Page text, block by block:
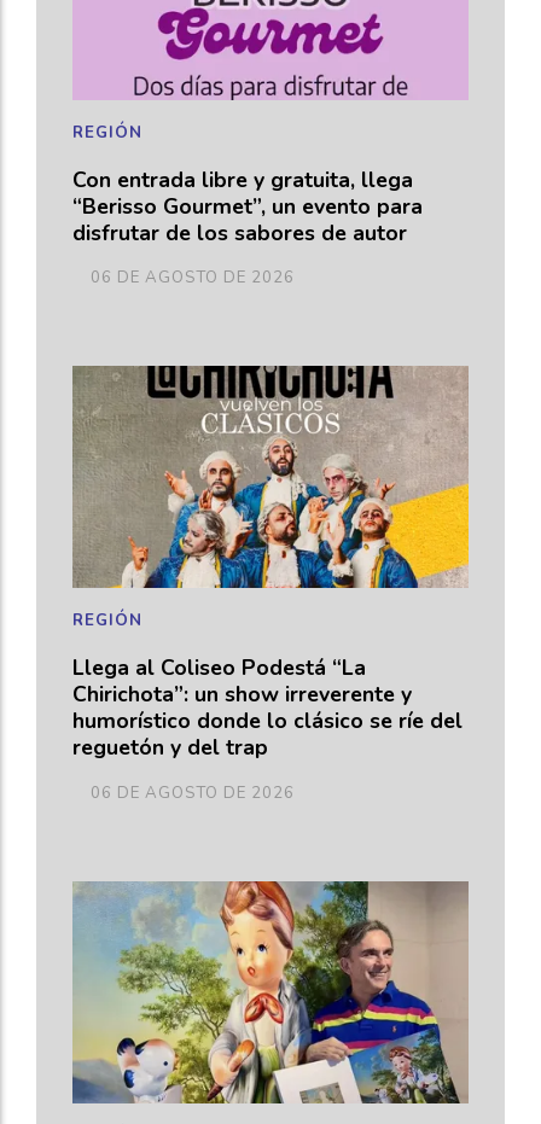
Con entrada libre y gratuita, llega
“Berisso Gourmet”, un evento para
disfrutar de los sabores de autor
REGIÓN
06 DE AGOSTO DE 2026
Llega al Coliseo Podestá “La
Chirichota”: un show irreverente y
humorístico donde lo clásico se ríe del
reguetón y del trap
REGIÓN
06 DE AGOSTO DE 2026